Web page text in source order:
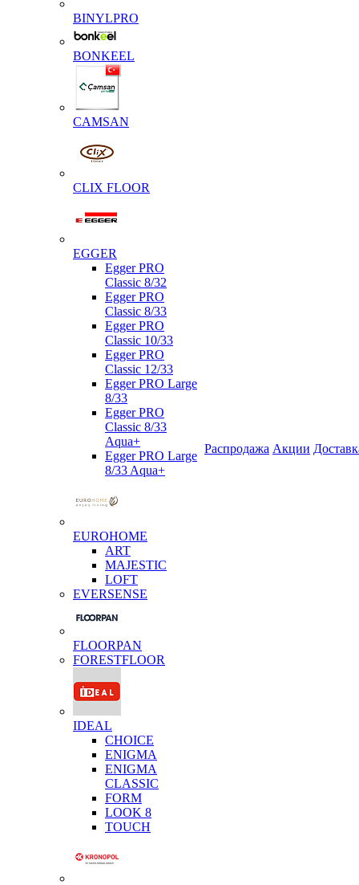
BINYLPRO
BONKEEL
CAMSAN
CLIX FLOOR
EGGER
Egger PRO
Classic 8/32
Egger PRO
Classic 8/33
Egger PRO
Classic 10/33
Egger PRO
Classic 12/33
Egger PRO Large
8/33
Egger PRO
Classic 8/33
Aqua+
Egger PRO Large
8/33 Aqua+
EUROHOME
ART
MAJESTIC
LOFT
EVERSENSE
FLOORPAN
FORESTFLOOR
IDEAL
CHOICE
ENIGMA
ENIGMA
CLASSIC
FORM
LOOK 8
TOUCH
Распродажа Акции